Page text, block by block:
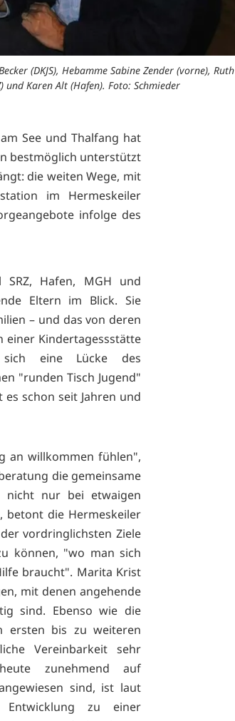
(DKJS), Hebamme Sabine Zender (vorne), Ruth
und Karen Alt (Hafen). Foto: Schmieder
See und Thalfang hat
bestmöglich unterstützt
die weiten Wege, mit
im Hermeskeiler
infolge des
Hafen, MGH und
Eltern im Blick. Sie
– und das von deren
einer Kindertagessstätte
eine Lücke des
"runden Tisch Jugend"
schon seit Jahren und
an willkommen fühlen",
die gemeinsame
nicht nur bei etwaigen
betont die Hermeskeiler
vordringlichsten Ziele
können, "wo man sich
braucht". Marita Krist
mit denen angehende
sind. Ebenso wie die
ersten bis zu weiteren
Vereinbarkeit sehr
zunehmend auf
sind, ist laut
Entwicklung zu einer